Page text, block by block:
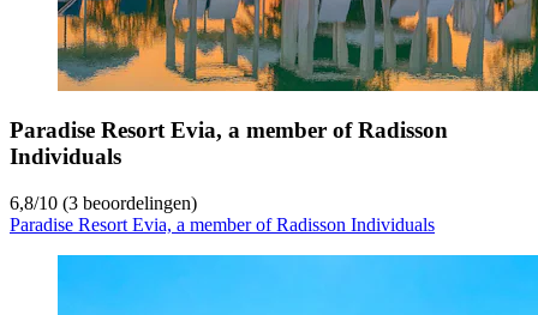
Paradise Resort Evia, a member of Radisson
Individuals
6,8/10 (3 beoordelingen)
Paradise Resort Evia, a member of Radisson Individuals